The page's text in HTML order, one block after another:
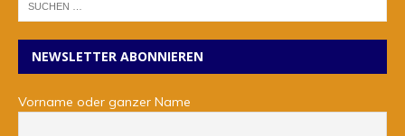
NEWSLETTER ABONNIEREN
Vorname oder ganzer Name